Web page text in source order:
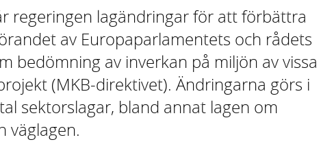
regeringen lagändringar för att förbättra
av Europaparlamentets och rådets
bedömning av inverkan på miljön av vissa
(MKB-direktivet). Ändringarna görs i
sektorslagar, bland annat lagen om
väglagen.